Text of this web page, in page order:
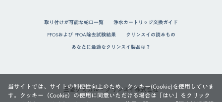
取り付けが可能な蛇口一覧
浄水カートリッジ交換ガイド
PFOSおよび PFOA除去試験結果
クリンスイの読みもの
あなたに最適なクリンスイ製品は？
三菱ケミカル・クリンスイ株式会社
当サイトでは、サイトの利便性向上のため、クッキー(Cookie)を使用していま
す。クッキー（Cookie）の使用に同意いただける場合は「はい」をクリック